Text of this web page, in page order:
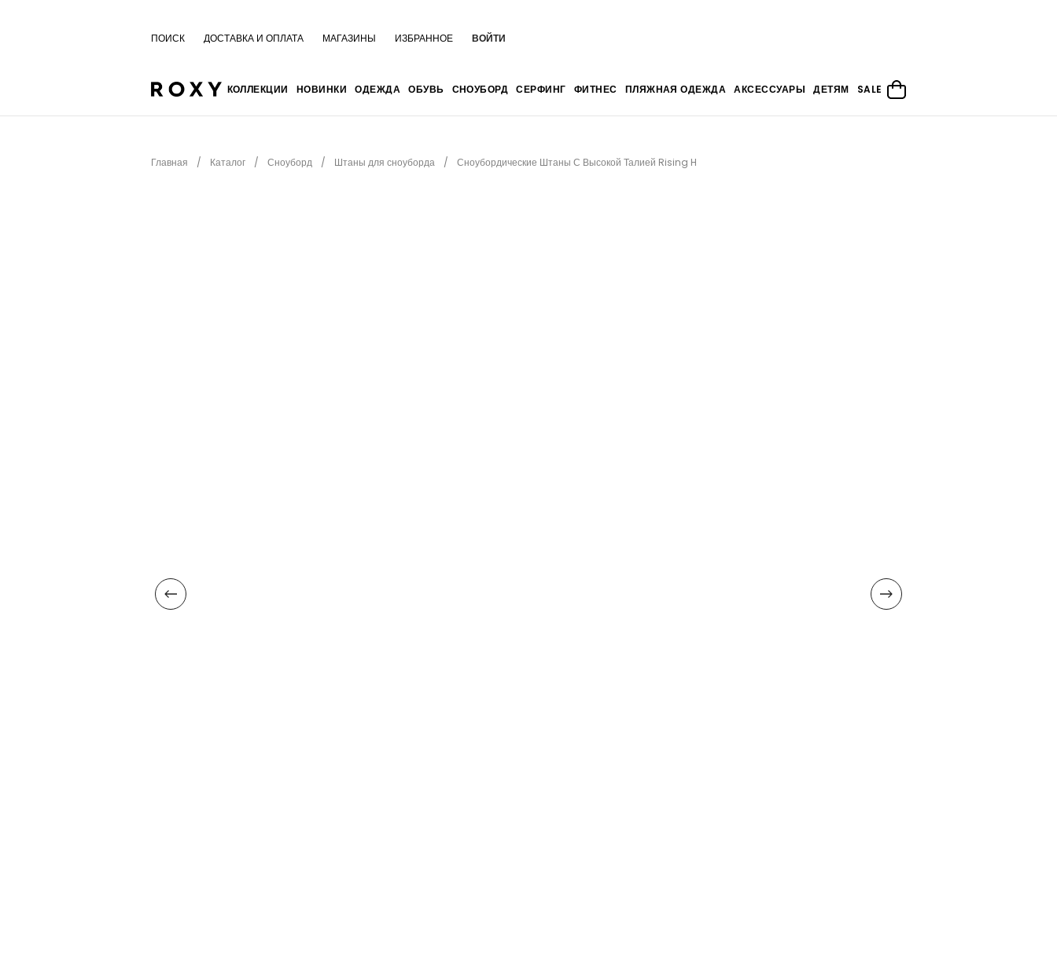
ПОИСК ДОСТАВКА И ОПЛАТА МАГАЗИНЫ ИЗБРАННОЕ ВОЙТИ
КОЛЛЕКЦИИ НОВИНКИ ОДЕЖДА ОБУВЬ СНОУБОРД СЕРФИНГ ФИТНЕС ПЛЯЖНАЯ ОДЕЖДА АКСЕССУАРЫ ДЕТЯМ SALE
Главная Каталог Сноуборд Штаны для сноуборда Сноубордические Штаны С Высокой Талией Rising H